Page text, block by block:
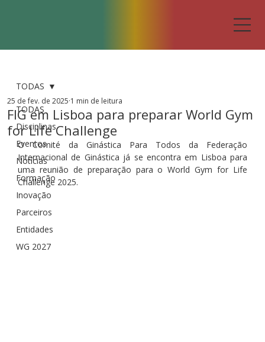
TODAS
Disciplinas
Eventos
Notícias
Formação
Inovação
Parceiros
Entidades
WG 2027
TODAS
FIG em Lisboa para preparar World Gym
for Life Challenge
25 de fev. de 2025 1 min de leitura
O Comité da Ginástica Para Todos da Federação
Internacional de Ginástica já se encontra em Lisboa para
uma reunião de preparação para o World Gym for Life
Challenge 2025.